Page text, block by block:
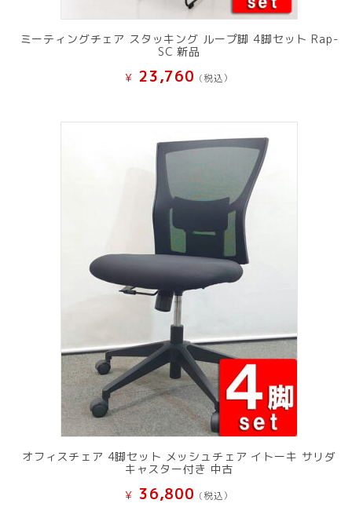
ミーティングチェア スタッキング ループ脚 4脚セット Rap-
SC 新品
¥ 23,760 (税込）
オフィスチェア 4脚セット メッシュチェア イトーキ サリダ
キャスター付き 中古
¥ 36,800 (税込）